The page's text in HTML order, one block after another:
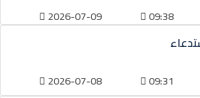
09:38
2026-07-09
09:31
2026-07-08